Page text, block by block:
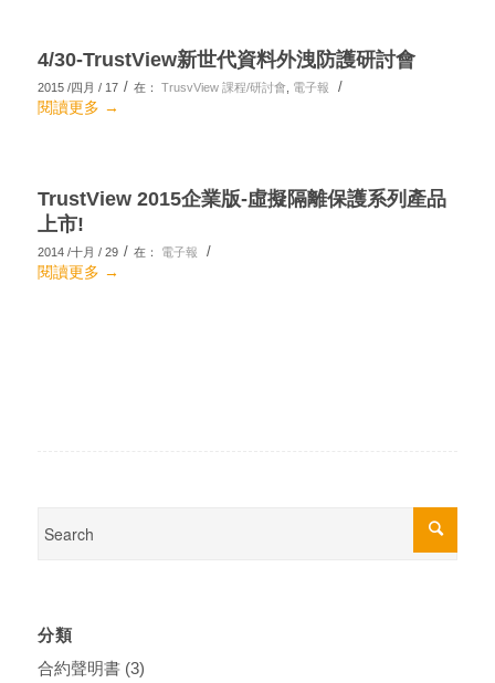
4/30-TrustView新世代資料外洩防護研討會
2015 /四月 / 17 / 在： TrusvView 課程/研討會 電子報 /
閱讀更多 →
TrustView 2015企業版-虛擬隔離保護系列產品
上市!
2014 /十月 / 29 / 在： 電子報 /
閱讀更多 →
分類
合約聲明書(3)